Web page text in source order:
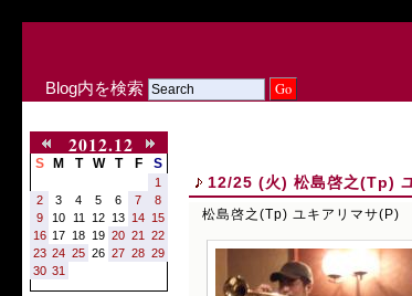
Blog内を検索
2012.12
S M T W T F S
1
2
3 4 5 6 7
8
9
10 11 12 13 14 15
16 17 18 19 20 21
22
23 24 25 26 27 28 29
30 31
12/25 (火) 松島啓之(Tp)
松島啓之(Tp) ユキアリマサ(P)